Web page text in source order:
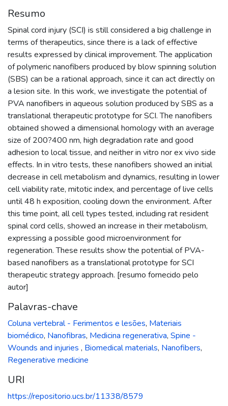
Resumo
Spinal cord injury (SCI) is still considered a big challenge in
terms of therapeutics, since there is a lack of effective
results expressed by clinical improvement. The application
of polymeric nanofibers produced by blow spinning solution
(SBS) can be a rational approach, since it can act directly on
a lesion site. In this work, we investigate the potential of
PVA nanofibers in aqueous solution produced by SBS as a
translational therapeutic prototype for SCI. The nanofibers
obtained showed a dimensional homology with an average
size of 200?400 nm, high degradation rate and good
adhesion to local tissue, and neither in vitro nor ex vivo side
effects. In in vitro tests, these nanofibers showed an initial
decrease in cell metabolism and dynamics, resulting in lower
cell viability rate, mitotic index, and percentage of live cells
until 48 h exposition, cooling down the environment. After
this time point, all cell types tested, including rat resident
spinal cord cells, showed an increase in their metabolism,
expressing a possible good microenvironment for
regeneration. These results show the potential of PVA-
based nanofibers as a translational prototype for SCI
therapeutic strategy approach. [resumo fornecido pelo
autor]
Palavras-chave
Coluna vertebral - Ferimentos e lesões, Materiais
biomédico, Nanofibras, Medicina regenerativa, Spine -
Wounds and injuries , Biomedical materials, Nanofibers,
Regenerative medicine
URI
https://repositorio.ucs.br/11338/8579